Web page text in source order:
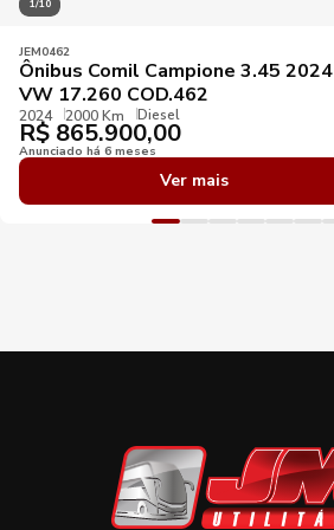
1/10
JEM0462
Ônibus Comil Campione 3.45 2024
VW 17.260 COD.462
2024 2000 Km Diesel
R$ 865.900,00
Anunciado há 6 meses
Ver mais